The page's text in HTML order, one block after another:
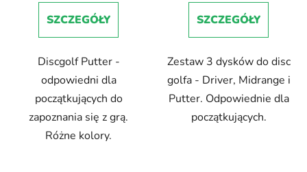
SZCZEGÓŁY
Discgolf Putter -
odpowiedni dla
początkujących do
zapoznania się z grą.
Różne kolory.
SZCZEGÓŁY
Zestaw 3 dysków do disc
golfa - Driver, Midrange i
Putter. Odpowiednie dla
początkujących.